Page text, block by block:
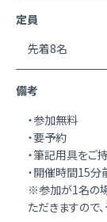
定員
先着8名
備考
・参加無料
・要予約
・筆記用具をご
・開催時間15分
※参加が1名の
ただきますので